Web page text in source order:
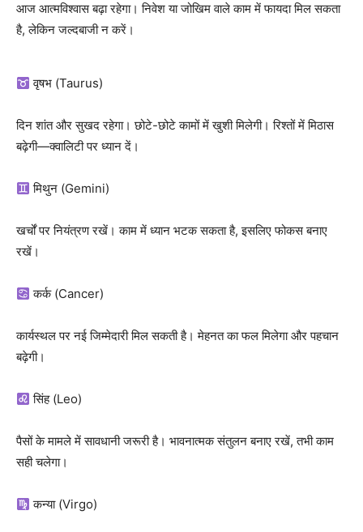
आज आत्मविश्वास बढ़ा रहेगा। निवेश या जोखिम वाले काम में फायदा मिल सकता
है, लेकिन जल्दबाजी न करें।
वृषभ (Taurus)
दिन शांत और सुखद रहेगा। छोटे-छोटे कामों में खुशी मिलेगी। रिश्तों में मिठास
बढ़ेगी—क्वालिटी पर ध्यान दें।
मिथुन (Gemini)
खर्चों पर नियंत्रण रखें। काम में ध्यान भटक सकता है, इसलिए फोकस बनाए
रखें।
कर्क (Cancer)
कार्यस्थल पर नई जिम्मेदारी मिल सकती है। मेहनत का फल मिलेगा और पहचान
बढ़ेगी।
सिंह (Leo)
पैसों के मामले में सावधानी जरूरी है। भावनात्मक संतुलन बनाए रखें, तभी काम
सही चलेगा।
कन्या (Virgo)